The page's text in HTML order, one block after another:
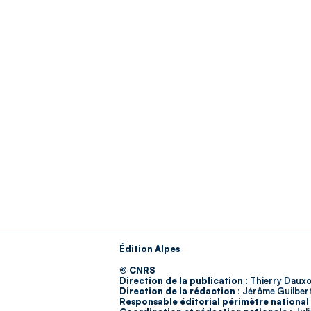
Édition Alpes
© CNRS
Direction de la publication : Thierry
Direction de la rédaction : Jérôme
Responsable éditorial périmètre national